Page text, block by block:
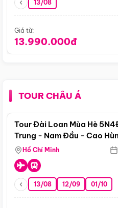
13/08
Giá từ:
13.990.000đ
TOUR CHÂU Á
Tour Đài Loan Mùa Hè
Trung - Nam Đầu - Cao
Hồ Chí Minh
13/08 12/09 01/10